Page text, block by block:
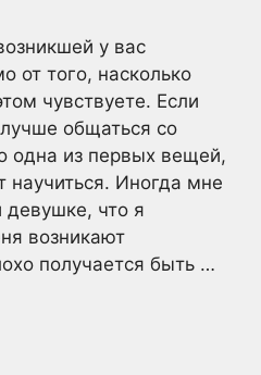
у вас
от того, насколько
чувствуете. Если
общаться со
одна из первых вещей,
научиться. Иногда мне
девушке, что я
возникают
получается быть …